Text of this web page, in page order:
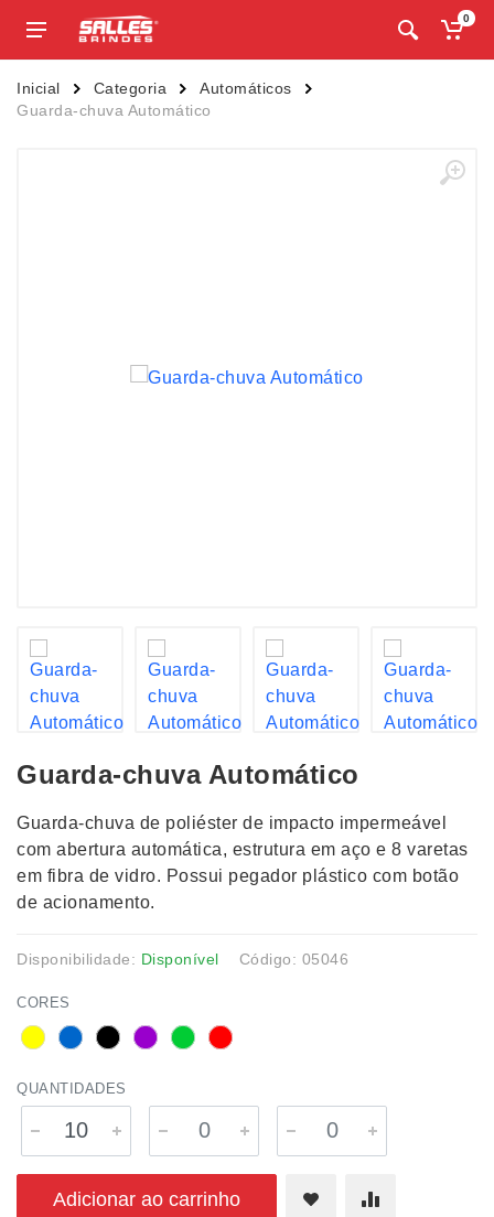
0
Inicial Categoria
Automáticos
Guarda-chuva Automático
Guarda-chuva Automático
Guarda-chuva de poliéster de impacto impermeável
com abertura automática, estrutura em aço e 8 varetas
em fibra de vidro. Possui pegador plástico com botão
de acionamento.
Disponibilidade: Disponível Código: 05046
CORES
QUANTIDADES
Adicionar ao carrinho